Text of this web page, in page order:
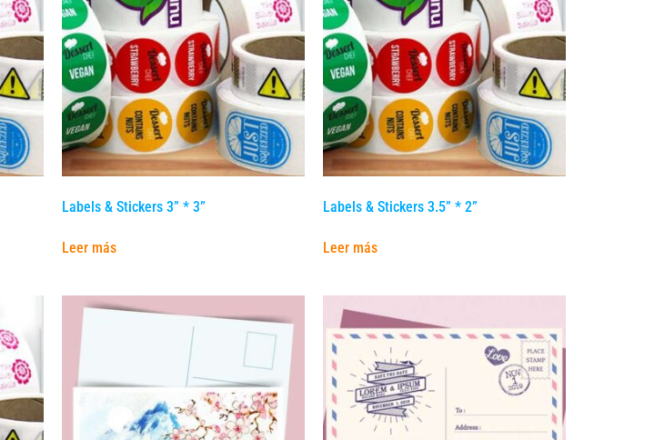
Labels & Stickers 3” * 3”
Leer más
Labels & Stickers 3.5” * 2”
Leer más